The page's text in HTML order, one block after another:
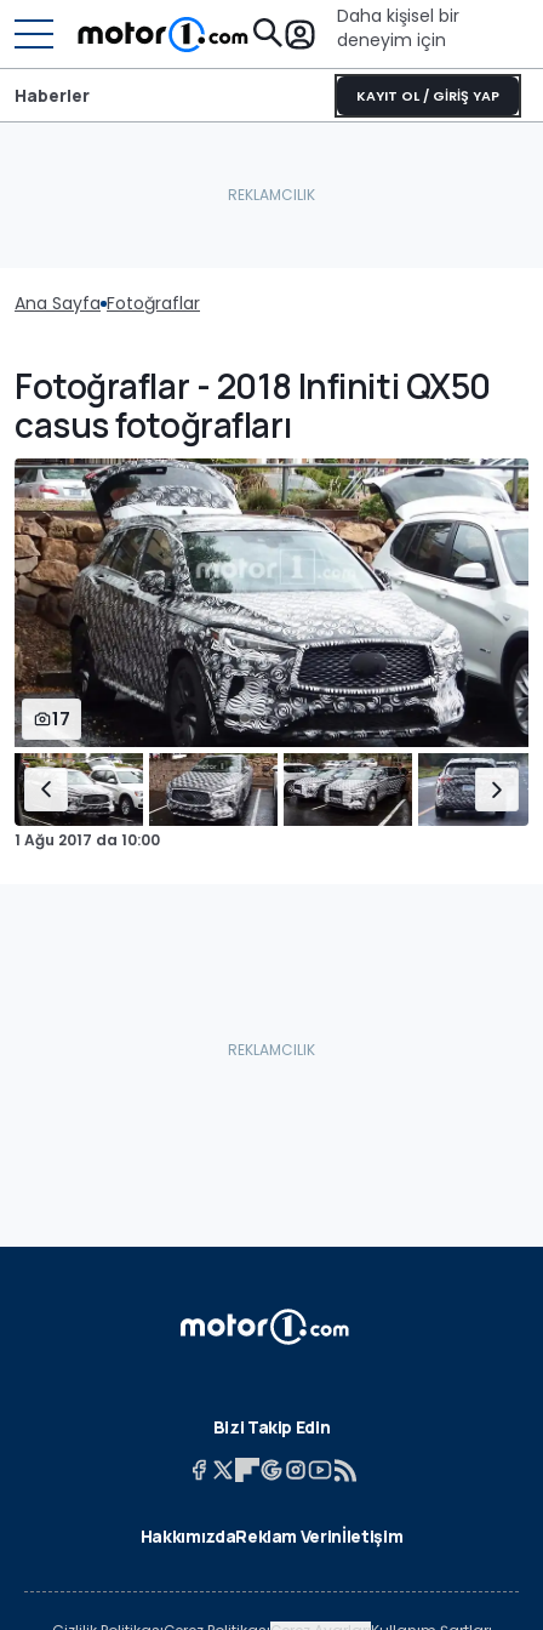
Daha kişisel bir
deneyim için
KAYIT OL / GİRİŞ YAP
Haberler
Ana Sayfa Fotoğraflar
Fotoğraflar - 2018 Infiniti QX50
casus fotoğrafları
17
1 Ağu 2017 da 10:00
Bizi Takip Edin
HakkımızdaReklam Verinİletişim